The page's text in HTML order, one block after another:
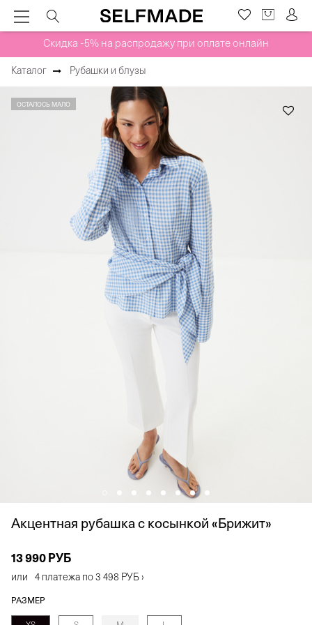
Скидка -5% на распродажу при оплате онлайн
Каталог Рубашки и блузы
ОСТАЛОСЬ МАЛО
Акцентная рубашка с косынкой «Брижит»
13 990 РУБ
или 4 платежа по 3 498 РУБ ›
РАЗМЕР